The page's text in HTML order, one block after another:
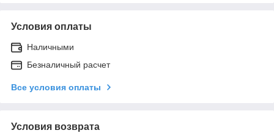
Условия оплаты
Наличными
Безналичный расчет
Все условия оплаты
Условия возврата